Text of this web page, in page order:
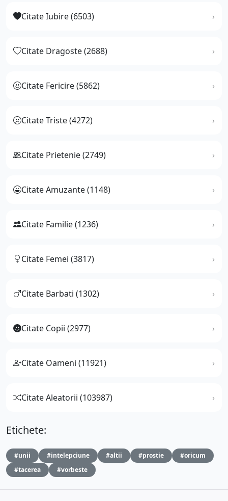
Citate Iubire (6503)
Citate Dragoste (2688)
Citate Fericire (5862)
Citate Triste (4272)
Citate Prietenie (2749)
Citate Amuzante (1148)
Citate Familie (1236)
Citate Femei (3817)
Citate Barbati (1302)
Citate Copii (2977)
Citate Oameni (11921)
Citate Aleatorii (103987)
Etichete:
#unii #intelepciune #altii #prostie
#oricum
#tacerea
#vorbeste